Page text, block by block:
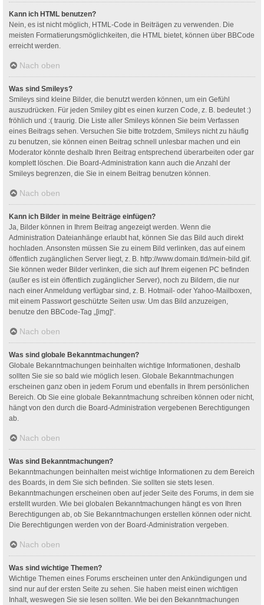
Kann ich HTML benutzen?
Nein, es ist nicht möglich, HTML-Code in Beiträgen zu verwenden. Die
meisten Formatierungsmöglichkeiten, die HTML bietet, können über BBCode
erreicht werden.
Nach oben
Was sind Smileys?
Smileys sind kleine Bilder, die benutzt werden können, um ein Gefühl
auszudrücken. Für jeden Smiley gibt es einen kurzen Code, z. B. bedeutet :)
fröhlich und :( traurig. Die Liste aller Smileys können Sie beim Verfassen
eines Beitrags sehen. Versuchen Sie bitte trotzdem, Smileys nicht zu häufig
zu benutzen, sie können einen Beitrag schnell unlesbar machen und ein
Moderator könnte deshalb Ihren Beitrag entsprechend überarbeiten oder gar
komplett löschen. Die Board-Administration kann auch die Anzahl der
Smileys begrenzen, die Sie in einem Beitrag benutzen können.
Nach oben
Kann ich Bilder in meine Beiträge einfügen?
Ja, Bilder können in Ihrem Beitrag angezeigt werden. Wenn die
Administration Dateianhänge erlaubt hat, können Sie das Bild auch direkt
hochladen. Ansonsten müssen Sie zu einem Bild verlinken, das auf einem
öffentlich zugänglichen Server liegt, z. B. http://www.domain.tld/mein-bild.gif.
Sie können weder Bilder verlinken, die sich auf Ihrem eigenen PC befinden
(außer es ist ein öffentlich zugänglicher Server), noch zu Bildern, die nur
nach einer Anmeldung verfügbar sind, z. B. Hotmail- oder Yahoo-Mailboxen,
mit einem Passwort geschützte Seiten usw. Um das Bild anzuzeigen,
benutze den BBCode-Tag „[img]“.
Nach oben
Was sind globale Bekanntmachungen?
Globale Bekanntmachungen beinhalten wichtige Informationen, deshalb
sollten Sie sie so bald wie möglich lesen. Globale Bekanntmachungen
erscheinen ganz oben in jedem Forum und ebenfalls in Ihrem persönlichen
Bereich. Ob Sie eine globale Bekanntmachung schreiben können oder nicht,
hängt von den durch die Board-Administration vergebenen Berechtigungen
ab.
Nach oben
Was sind Bekanntmachungen?
Bekanntmachungen beinhalten meist wichtige Informationen zu dem Bereich
des Boards, in dem Sie sich befinden. Sie sollten sie stets lesen.
Bekanntmachungen erscheinen oben auf jeder Seite des Forums, in dem sie
erstellt wurden. Wie bei globalen Bekanntmachungen hängt es von Ihren
Berechtigungen ab, ob Sie Bekanntmachungen erstellen können oder nicht.
Die Berechtigungen werden von der Board-Administration vergeben.
Nach oben
Was sind wichtige Themen?
Wichtige Themen eines Forums erscheinen unter den Ankündigungen und
sind nur auf der ersten Seite zu sehen. Sie haben meist einen wichtigen
Inhalt, weswegen Sie sie lesen sollten. Wie bei den Bekanntmachungen